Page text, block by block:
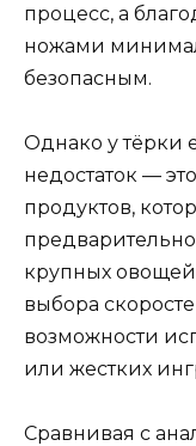
процесс, а
ножами
безопасным.
Однако у тёрки
недостаток —
продуктов,
крупных овощей.
выбора
возможности
или жестких
Сравнивая с